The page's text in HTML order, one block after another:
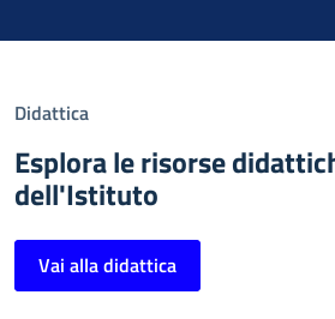
Didattica
Esplora le risorse
dell'Istituto
Vai alla didattica